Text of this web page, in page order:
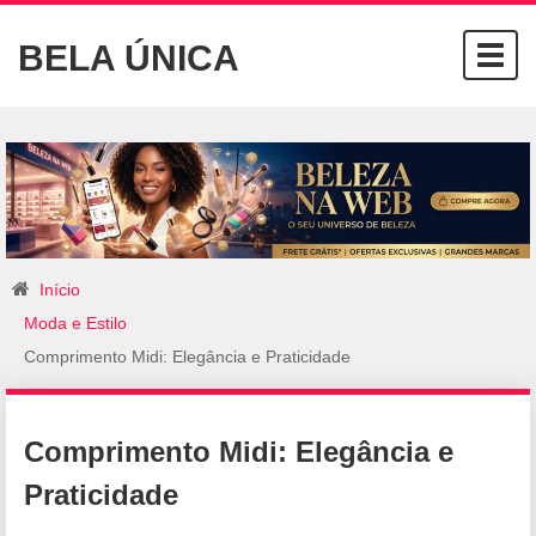
BELA ÚNICA
Início
Moda e Estilo
Comprimento Midi: Elegância e Praticidade
Comprimento Midi: Elegância e
Praticidade